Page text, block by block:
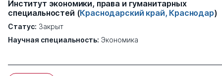
Институт экономики, права и гуманитарных
специальностей (Краснодарский край, Краснодар)
Статус: Закрыт
Научная специальность: Экономика